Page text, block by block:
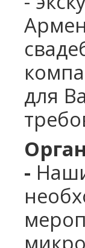
для
-